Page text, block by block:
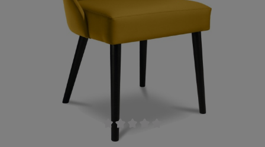
Durchschnittliche Bewertung von 0 von 5 Sternen